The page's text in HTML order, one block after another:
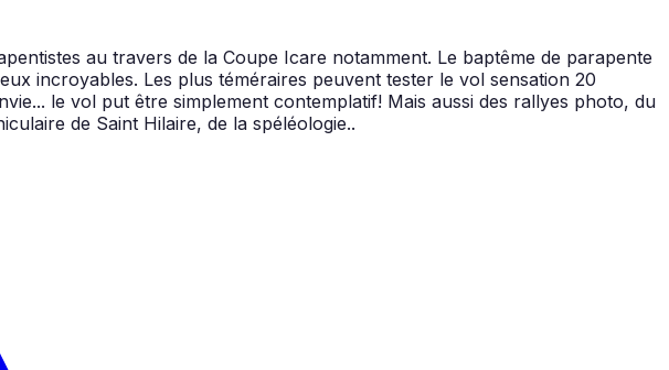
au travers de la Coupe Icare notamment. Le baptême de parapente
incroyables. Les plus téméraires peuvent tester le vol sensation 20
le vol put être simplement contemplatif! Mais aussi des rallyes photo, du
de Saint Hilaire, de la spéléologie..